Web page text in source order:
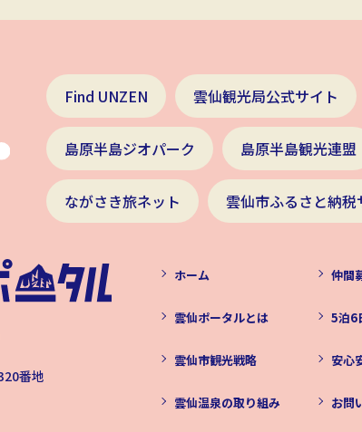
Find UNZEN 雲仙観光局公式サイト
島原半島ジオパーク 島原半島観光連盟
ながさき旅ネット 雲仙市ふるさと納税
番地
ホーム
雲仙ポータルとは
雲仙市観光戦略
雲仙温泉の取り組み
仲間
5泊6
安心
お問